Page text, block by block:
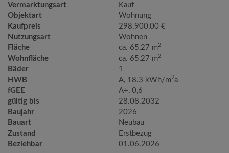
Vermarktungsart
Kauf
Objektart
Wohnung
Kaufpreis
298.900,00 €
Nutzungsart
Wohnen
Fläche
ca. 65,27 m2
Wohnfläche ca. 65,27 m2
Bäder
1
HWB
A, 18.3 kWh/m2a
fGEE
A+, 0,6
gültig bis
28.08.2032
Baujahr
2026
Bauart
Neubau
Zustand
Erstbezug
Beziehbar
01.06.2026